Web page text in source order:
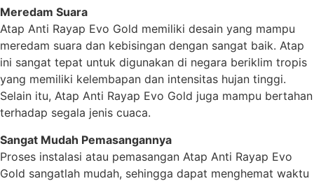
Meredam Suara
Atap Anti Rayap Evo Gold memiliki desain yang mampu
meredam suara dan kebisingan dengan sangat baik. Atap
ini sangat tepat untuk digunakan di negara beriklim tropis
yang memiliki kelembapan dan intensitas hujan tinggi.
Selain itu, Atap Anti Rayap Evo Gold juga mampu bertahan
terhadap segala jenis cuaca.
Sangat Mudah Pemasangannya
Proses instalasi atau pemasangan Atap Anti Rayap Evo
Gold sangatlah mudah, sehingga dapat menghemat waktu